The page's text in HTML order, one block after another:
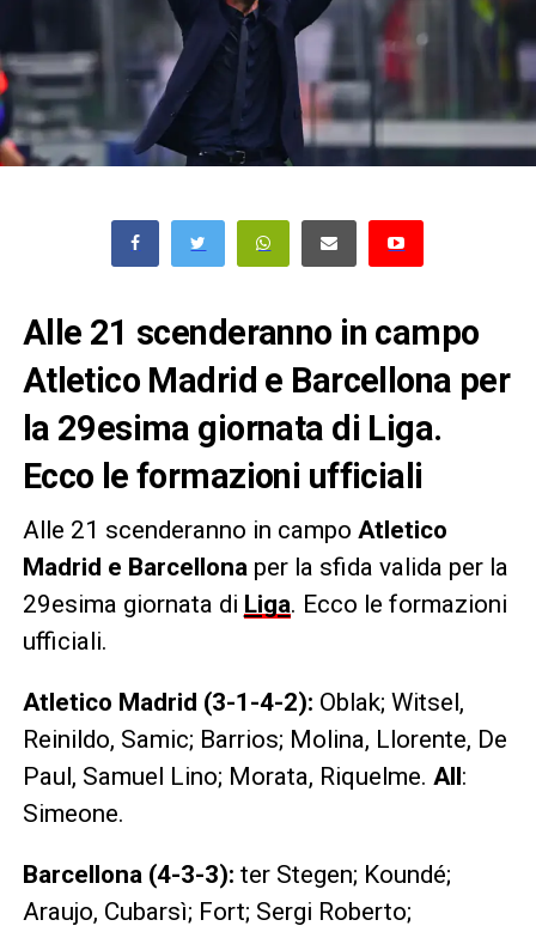
Alle 21 scenderanno in campo
Atletico Madrid e Barcellona per
la 29esima giornata di Liga.
Ecco le formazioni ufficiali
Alle 21 scenderanno in campo Atletico
Madrid e Barcellona per la sfida valida per la
29esima giornata di Liga. Ecco le formazioni
ufficiali.
Atletico Madrid (3-1-4-2): Oblak; Witsel,
Reinildo, Samic; Barrios; Molina, Llorente, De
Paul, Samuel Lino; Morata, Riquelme. All:
Simeone.
Barcellona (4-3-3): ter Stegen; Koundé;
Araujo, Cubarsì; Fort; Sergi Roberto;